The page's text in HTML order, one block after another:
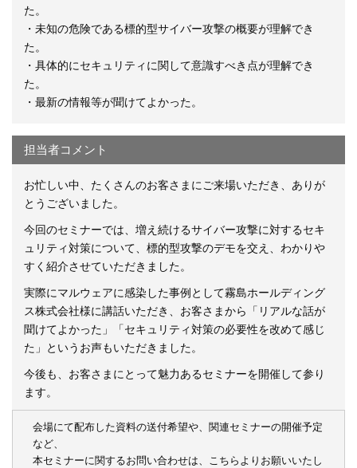
た。
・未知の危険である標的型サイバー攻撃の概要が理解でき
た。
・具体的にセキュリティに関して意識すべき点が理解でき
た。
・最新の情報等が聞けてよかった。
担当者コメント
お忙しい中、たくさんのお客さまにご来場いただき、ありが
とうございました。
今回のセミナーでは、増え続けるサイバー攻撃に対するセキ
ュリティ対策について、標的型攻撃のデモを交え、わかりや
すく紹介させていただきました。
実際にマルウェアに感染した事例として霧島ホールディング
ス株式会社様に講話いただき、お客さまから「リアルな話が
聞けてよかった」「セキュリティ対策の必要性を改めて感じ
た」というお声もいただきました。
今後も、お客さまにとって魅力あるセミナーを開催して参り
ます。
会場にて配布した資料の送付希望や、関連セミナーの開催予定
など、
本セミナーに関するお問い合わせは、こちらよりお願いいたし